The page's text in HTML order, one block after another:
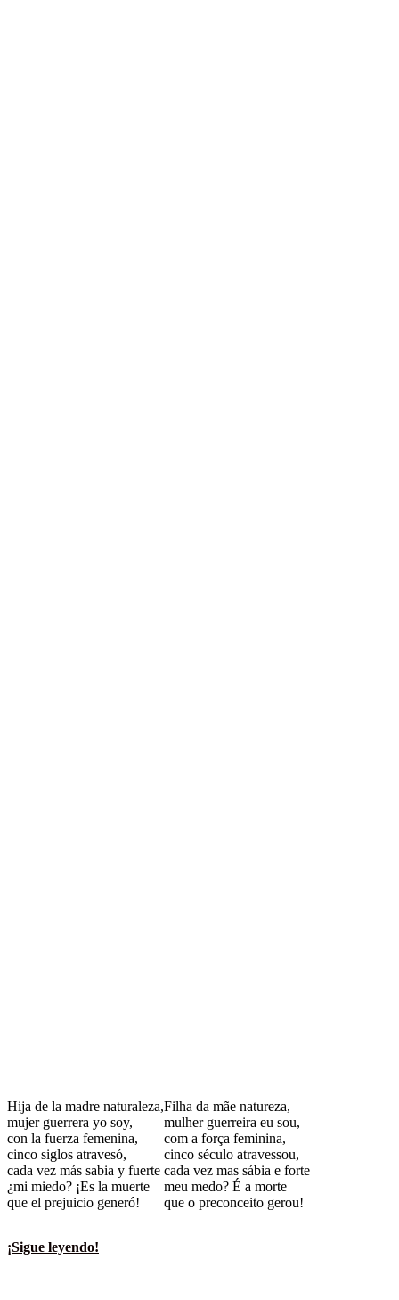
Hija de la madre naturaleza,
mujer guerrera yo soy,
con la fuerza femenina,
cinco siglos atravesó,
cada vez más sabia y fuerte
¿mi miedo? ¡Es la muerte
que el prejuicio generó!
Filha da mãe natureza,
mulher guerreira eu sou,
com a força feminina,
cinco século atravessou,
cada vez mas sábia e forte
meu medo? É a morte
que o preconceito gerou!
¡Sigue leyendo!